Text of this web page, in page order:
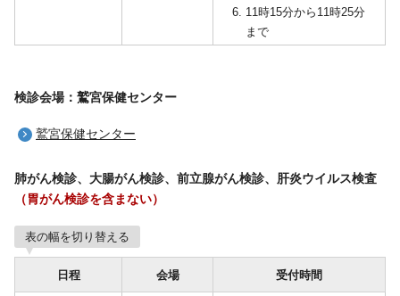
11時15分から11時25分
まで
検診会場：鷲宮保健センター
鷲宮保健センター
肺がん検診、大腸がん検診、前立腺がん検診、肝炎ウイルス検査
（胃がん検診を含まない）
表の幅を切り替える
日程 会場 受付時間